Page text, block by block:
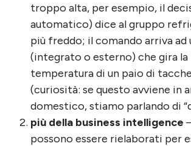
troppo alta, per esempio, il
automatico) dice al gruppo
più freddo; il comando arriva
(integrato o esterno) che gira la
temperatura di un paio di
(curiosità: se questo avviene in
domestico, stiamo parlando di
più della business intelligence
possono essere rielaborati per